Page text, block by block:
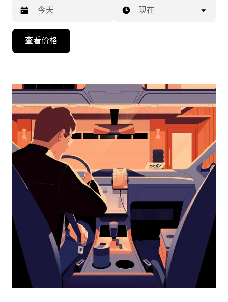
向
头
浏
日
并
期。
按
退
现在
查看价格